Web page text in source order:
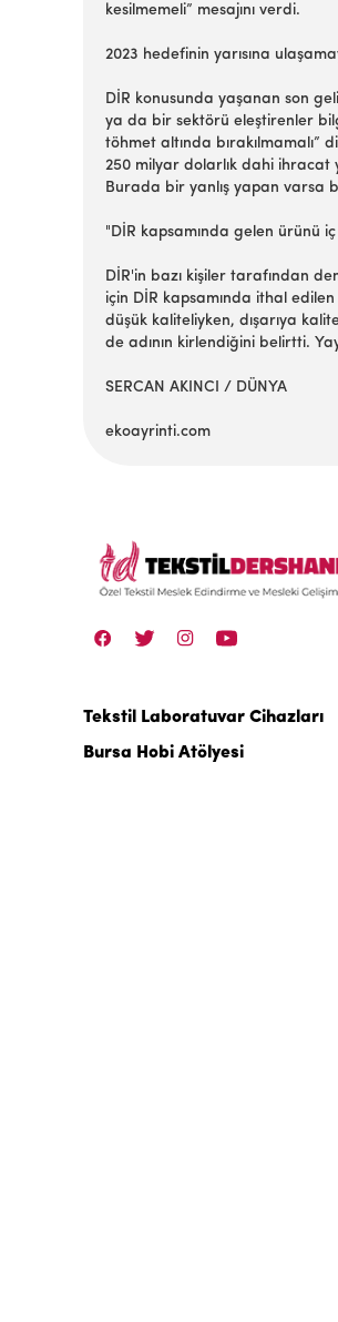
kesilmemeli” mesajını verdi.
2023 hedefinin yarısına
DİR konusunda yaşanan son
ya da bir sektörü eleştirenler
töhmet altında
250 milyar dolarlık dahi ihracat
Burada bir yanlış yapan varsa
"DİR kapsamında gelen ürünü
DİR'in bazı kişiler tarafından
için DİR kapsamında ithal
düşük kaliteliyken, dışarıya
de adının kirlendiğini belirtti.
SERCAN AKINCI / DÜNYA
ekoayrinti.com
Tekstil Laboratuvar Cihazları
Bursa Hobi Atölyesi